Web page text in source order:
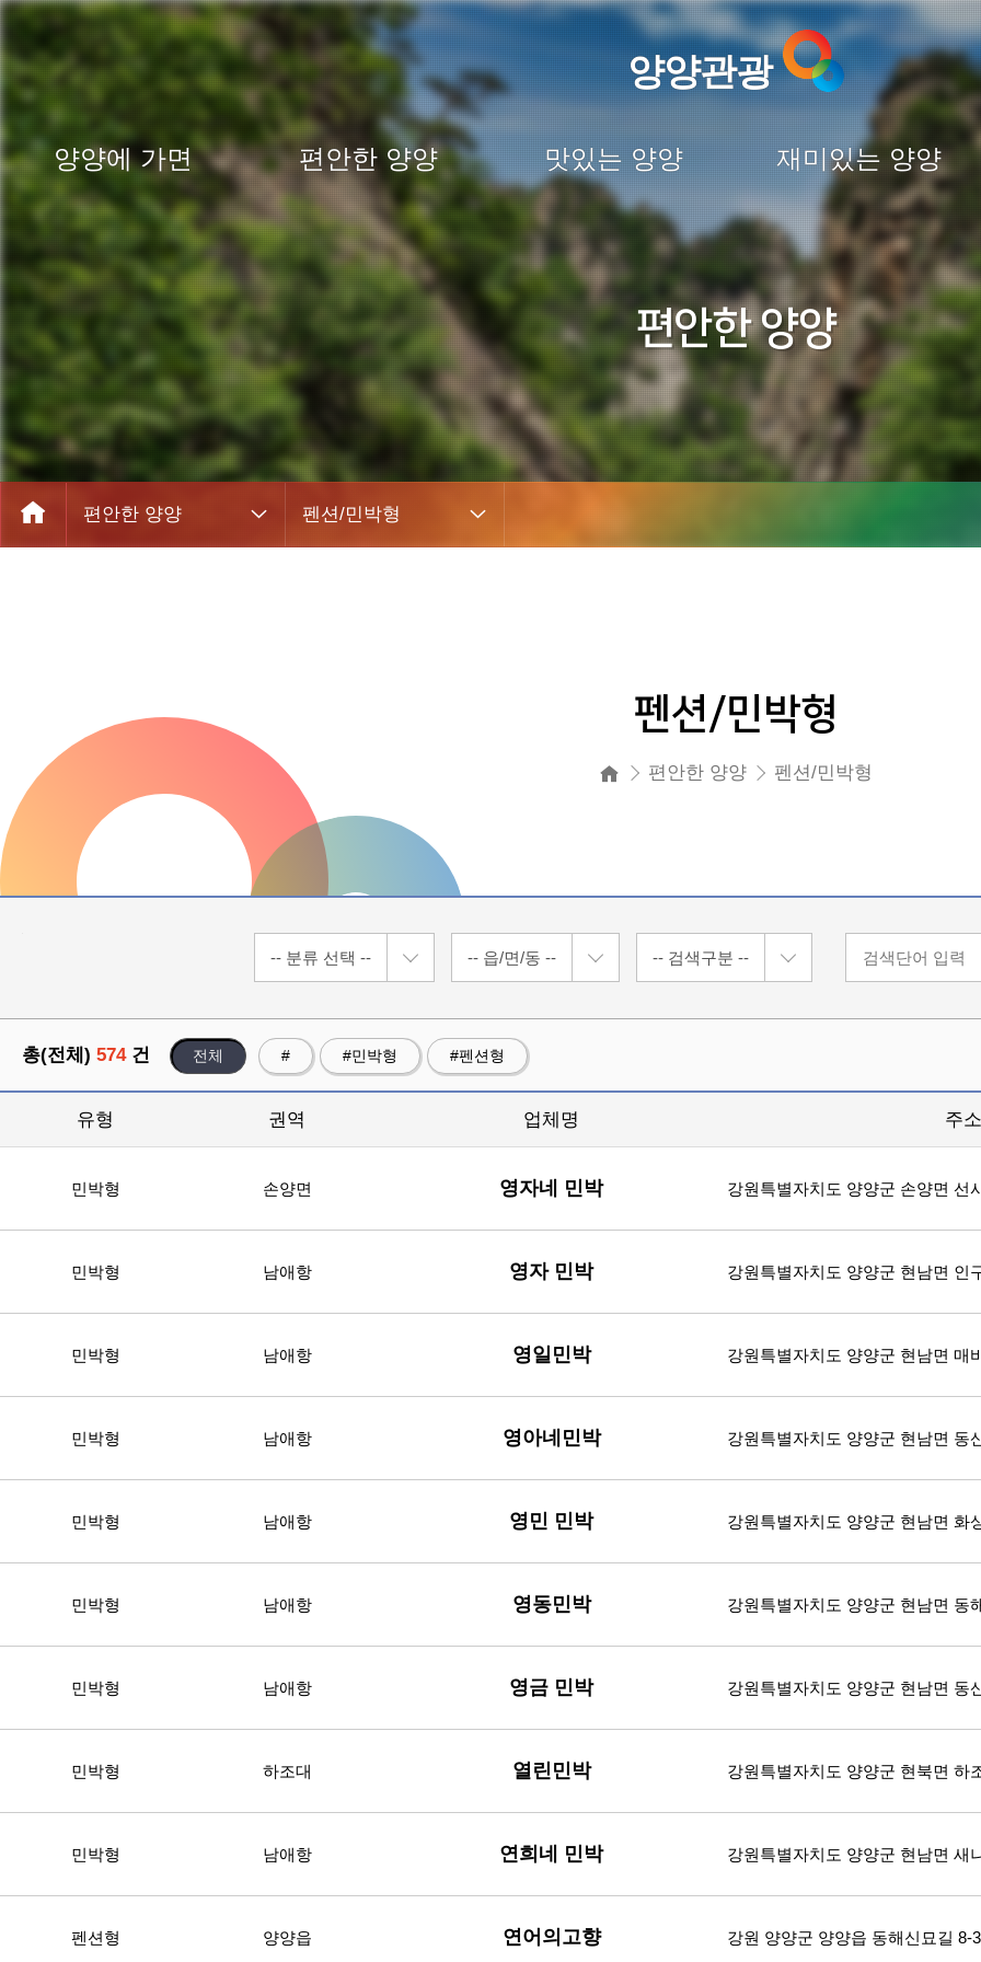
양양관광
양양에 가면 편안한 양양 맛있는 양양 재미있는 양양
편안한 양양
편안한 양양 펜션/민박형
펜션/민박형
편안한 양양 펜션/민박형
총(전체) 574건 전체 # #민박형 #펜션형
유형
민박형
권역
손양면
업체명
영자네 민박
주
강원특별자치도 양양군 손양면 선
민박형 남애항 영자 민박 강원특별자치도 양양군 현남면 인
민박형 남애항 영일민박 강원특별자치도 양양군 현남면 매
민박형 남애항 영아네민박 강원특별자치도 양양군 현남면 동
민박형 남애항 영민 민박 강원특별자치도 양양군 현남면 화
민박형 남애항 영동민박 강원특별자치도 양양군 현남면 동
민박형 남애항 영금 민박 강원특별자치도 양양군 현남면 동
민박형 하조대 열린민박 강원특별자치도 양양군 현북면 하
민박형 남애항 연희네 민박 강원특별자치도 양양군 현남면 새
펜션형 양양읍 연어의고향 강원 양양군 양양읍 동해신묘길 8-3